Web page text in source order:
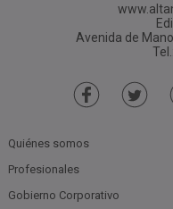
Avenida de
Quiénes somos
Profesionales
Gobierno Corporativo